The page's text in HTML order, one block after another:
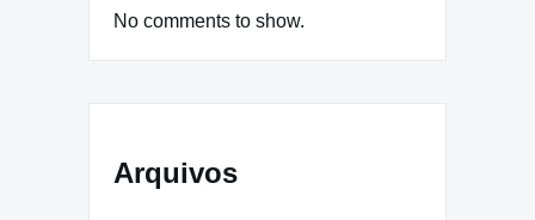
No comments to show.
Arquivos